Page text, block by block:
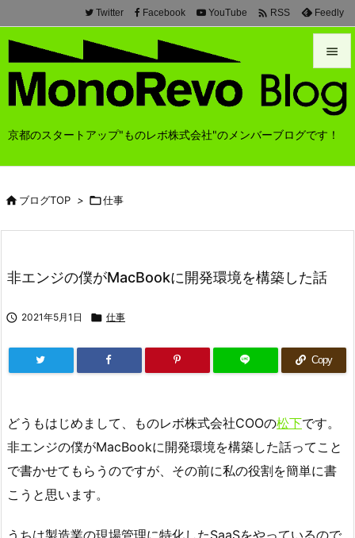
京都のスタートアップ"ものレボ株式会社"のメンバーブログです！


メニュ
前へ

Twitter Facebook YouTube  RSS Feedly
ブログTOP > 仕事
非エンジの僕がMacBookに開発環境を構築した話
 2021年5月1日  仕事
Copy
どうもはじめまして、ものレボ株式会社COOの松下です。
非エンジの僕がMacBookに開発環境を構築した話ってこと
で書かせてもらうのですが、その前に私の役割を簡単に書
こうと思います。